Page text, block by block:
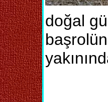
doğal